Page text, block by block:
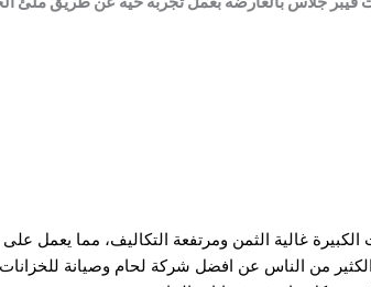
الكبيرة غالية الثمن ومرتفعة التكاليف، مما يعمل
الكثير من الناس عن افضل شركة لحام وصيانة